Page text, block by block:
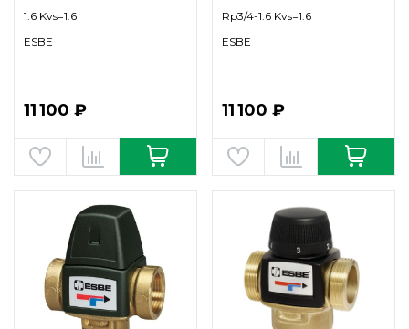
1.6 Kvs=1.6
ESBE
11 100 ₽
Rp3/4-1.6 Kvs=1.6
ESBE
11 100 ₽